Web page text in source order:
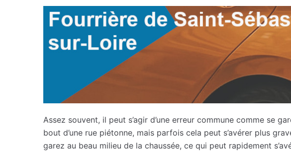
Assez souvent, il peut s’agir d’une erreur commune comme se
bout d’une rue piétonne, mais parfois cela peut s’avérer plus
garez au beau milieu de la chaussée, ce qui peut rapidement